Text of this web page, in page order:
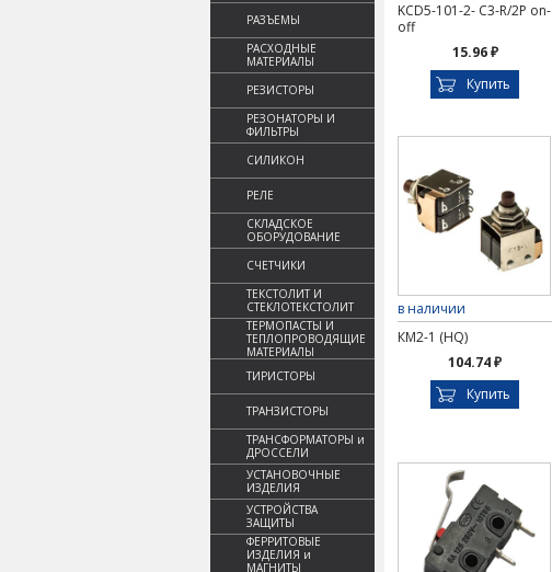
РАЗЪЕМЫ
РАСХОДНЫЕ
МАТЕРИАЛЫ
РЕЗИСТОРЫ
РЕЗОНАТОРЫ И
ФИЛЬТРЫ
СИЛИКОН
РЕЛЕ
СКЛАДСКОЕ
ОБОРУДОВАНИЕ
СЧЕТЧИКИ
ТЕКСТОЛИТ И
СТЕКЛОТЕКСТОЛИТ
ТЕРМОПАСТЫ И
ТЕПЛОПРОВОДЯЩИЕ
МАТЕРИАЛЫ
ТИРИСТОРЫ
ТРАНЗИСТОРЫ
ТРАНСФОРМАТОРЫ и
ДРОССЕЛИ
УСТАНОВОЧНЫЕ
ИЗДЕЛИЯ
УСТРОЙСТВА
ЗАЩИТЫ
ФЕРРИТОВЫЕ
ИЗДЕЛИЯ и
МАГНИТЫ
KCD5-101-2- C3-R/2P on-
off
15.96 ₽
Купить
в наличии
КМ2-1 (HQ)
104.74 ₽
Купить